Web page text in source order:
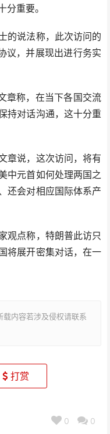
分重要。
说法称，此次访问的
议，并展现出进行务实
称，在当下各国交流
持对话沟通，这十分重
说，这次访问，将有
中元首如何处理两国之
还会对相应国际体系产
点称，特朗普此访只
将展开密集对话，在一
内容若涉及侵权请联系
打赏
0 0